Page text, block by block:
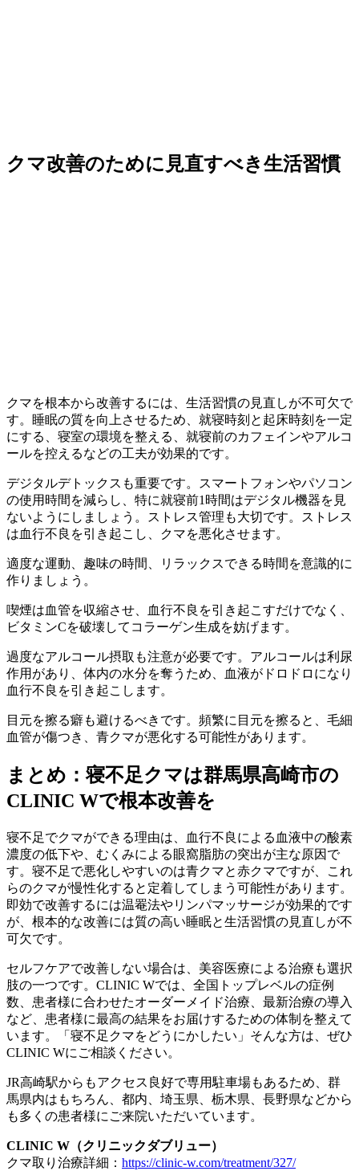
クマ改善のために見直すべき生活習慣
クマを根本から改善するには、生活習慣の見直しが不可欠で
す。睡眠の質を向上させるため、就寝時刻と起床時刻を一定
にする、寝室の環境を整える、就寝前のカフェインやアルコ
ールを控えるなどの工夫が効果的です。
デジタルデトックスも重要です。スマートフォンやパソコン
の使用時間を減らし、特に就寝前1時間はデジタル機器を見
ないようにしましょう。ストレス管理も大切です。ストレス
は血行不良を引き起こし、クマを悪化させます。
適度な運動、趣味の時間、リラックスできる時間を意識的に
作りましょう。
喫煙は血管を収縮させ、血行不良を引き起こすだけでなく、
ビタミンCを破壊してコラーゲン生成を妨げます。
過度なアルコール摂取も注意が必要です。アルコールは利尿
作用があり、体内の水分を奪うため、血液がドロドロになり
血行不良を引き起こします。
目元を擦る癖も避けるべきです。頻繁に目元を擦ると、毛細
血管が傷つき、青クマが悪化する可能性があります。
まとめ：寝不足クマは群馬県高崎市の
CLINIC Wで根本改善を
寝不足でクマができる理由は、血行不良による血液中の酸素
濃度の低下や、むくみによる眼窩脂肪の突出が主な原因で
す。寝不足で悪化しやすいのは青クマと赤クマですが、これ
らのクマが慢性化すると定着してしまう可能性があります。
即効で改善するには温罨法やリンパマッサージが効果的です
が、根本的な改善には質の高い睡眠と生活習慣の見直しが不
可欠です。
セルフケアで改善しない場合は、美容医療による治療も選択
肢の一つです。CLINIC Wでは、全国トップレベルの症例
数、患者様に合わせたオーダーメイド治療、最新治療の導入
など、患者様に最高の結果をお届けするための体制を整えて
います。「寝不足クマをどうにかしたい」そんな方は、ぜひ
CLINIC Wにご相談ください。
JR高崎駅からもアクセス良好で専用駐車場もあるため、群
馬県内はもちろん、都内、埼玉県、栃木県、長野県などから
も多くの患者様にご来院いただいています。
CLINIC W（クリニックダブリュー）
クマ取り治療詳細： https://clinic-w.com/treatment/327/